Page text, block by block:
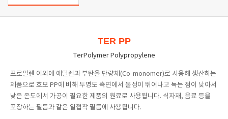
TER PP
TerPolymer Polypropylene
프로필렌 이외에 에틸렌과 부탄을 단량체(Co-monomer)로 사용해 생산하는
제품으로 호모 PP에 비해 투명도 측면에서 물성이 뛰어나고 녹는 점이 낮아서
낮은 온도에서 가공이 필요한 제품의 원료로 사용됩니다. 식자재, 음료 등을
포장하는 필름과 같은 열접착 필름에 사용됩니다.